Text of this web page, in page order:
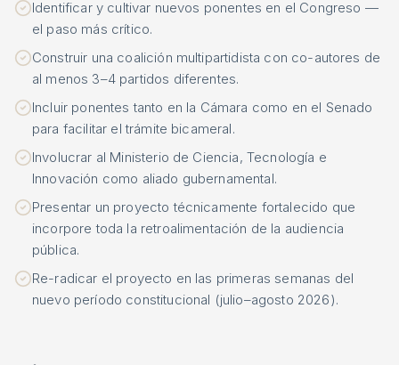
Identificar y cultivar nuevos ponentes en el Congreso —
el paso más crítico.
Construir una coalición multipartidista con co-autores de
al menos 3–4 partidos diferentes.
Incluir ponentes tanto en la Cámara como en el Senado
para facilitar el trámite bicameral.
Involucrar al Ministerio de Ciencia, Tecnología e
Innovación como aliado gubernamental.
Presentar un proyecto técnicamente fortalecido que
incorpore toda la retroalimentación de la audiencia
pública.
Re-radicar el proyecto en las primeras semanas del
nuevo período constitucional (julio–agosto 2026).